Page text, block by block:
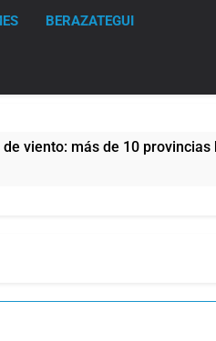
BERAZATEGUI
de 10 provincias bajo alerta